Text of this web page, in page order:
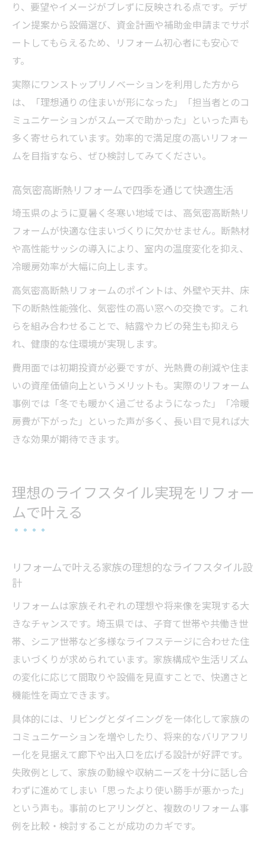
り、要望やイメージがブレずに反映される点です。デザ
イン提案から設備選び、資金計画や補助金申請までサポ
ートしてもらえるため、リフォーム初心者にも安心で
す。
実際にワンストップリノベーションを利用した方から
は、「理想通りの住まいが形になった」「担当者とのコ
ミュニケーションがスムーズで助かった」といった声も
多く寄せられています。効率的で満足度の高いリフォー
ムを目指すなら、ぜひ検討してみてください。
高気密高断熱リフォームで四季を通じて快適生活
埼玉県のように夏暑く冬寒い地域では、高気密高断熱リ
フォームが快適な住まいづくりに欠かせません。断熱材
や高性能サッシの導入により、室内の温度変化を抑え、
冷暖房効率が大幅に向上します。
高気密高断熱リフォームのポイントは、外壁や天井、床
下の断熱性能強化、気密性の高い窓への交換です。これ
らを組み合わせることで、結露やカビの発生も抑えら
れ、健康的な住環境が実現します。
費用面では初期投資が必要ですが、光熱費の削減や住ま
いの資産価値向上というメリットも。実際のリフォーム
事例では「冬でも暖かく過ごせるようになった」「冷暖
房費が下がった」といった声が多く、長い目で見れば大
きな効果が期待できます。
理想のライフスタイル実現をリフォー
ムで叶える
リフォームで叶える家族の理想的なライフスタイル設
計
リフォームは家族それぞれの理想や将来像を実現する大
きなチャンスです。埼玉県では、子育て世帯や共働き世
帯、シニア世帯など多様なライフステージに合わせた住
まいづくりが求められています。家族構成や生活リズム
の変化に応じて間取りや設備を見直すことで、快適さと
機能性を両立できます。
具体的には、リビングとダイニングを一体化して家族の
コミュニケーションを増やしたり、将来的なバリアフリ
ー化を見据えて廊下や出入口を広げる設計が好評です。
失敗例として、家族の動線や収納ニーズを十分に話し合
わずに進めてしまい「思ったより使い勝手が悪かった」
という声も。事前のヒアリングと、複数のリフォーム事
例を比較・検討することが成功のカギです。